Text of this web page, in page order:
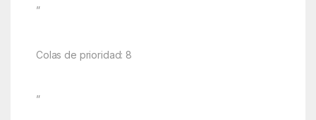
”
Colas de prioridad: 8
”